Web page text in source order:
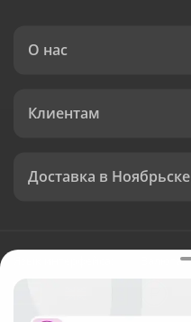
О нас
Клиентам
Доставка в Ноябрьске
Валюта: